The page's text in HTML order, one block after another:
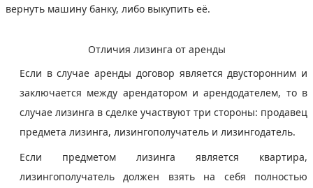
вернуть машину банку, либо выкупить её.
Отличия лизинга от аренды
Если в случае аренды договор является двусторонним и
заключается между арендатором и арендодателем, то в
случае лизинга в сделке участвуют три стороны: продавец
предмета лизинга, лизингополучатель и лизингодатель.
Если предметом лизинга является квартира,
лизингополучатель должен взять на себя полностью